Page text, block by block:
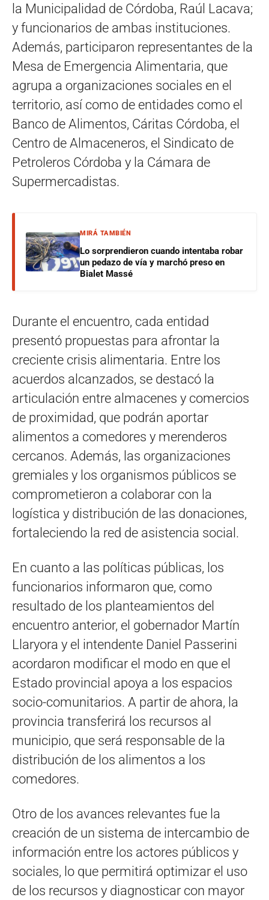
la Municipalidad de Córdoba, Raúl Lacava;
y funcionarios de ambas instituciones.
Además, participaron representantes de la
Mesa de Emergencia Alimentaria, que
agrupa a organizaciones sociales en el
territorio, así como de entidades como el
Banco de Alimentos, Cáritas Córdoba, el
Centro de Almaceneros, el Sindicato de
Petroleros Córdoba y la Cámara de
Supermercadistas.
MIRÁ TAMBIÉN
Lo sorprendieron cuando intentaba robar
un pedazo de vía y marchó preso en
Bialet Massé
Durante el encuentro, cada entidad
presentó propuestas para afrontar la
creciente crisis alimentaria. Entre los
acuerdos alcanzados, se destacó la
articulación entre almacenes y comercios
de proximidad, que podrán aportar
alimentos a comedores y merenderos
cercanos. Además, las organizaciones
gremiales y los organismos públicos se
comprometieron a colaborar con la
logística y distribución de las donaciones,
fortaleciendo la red de asistencia social.
En cuanto a las políticas públicas, los
funcionarios informaron que, como
resultado de los planteamientos del
encuentro anterior, el gobernador Martín
Llaryora y el intendente Daniel Passerini
acordaron modificar el modo en que el
Estado provincial apoya a los espacios
socio-comunitarios. A partir de ahora, la
provincia transferirá los recursos al
municipio, que será responsable de la
distribución de los alimentos a los
comedores.
Otro de los avances relevantes fue la
creación de un sistema de intercambio de
información entre los actores públicos y
sociales, lo que permitirá optimizar el uso
de los recursos y diagnosticar con mayor